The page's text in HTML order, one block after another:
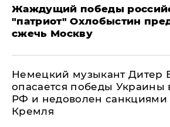
Жаждущий победы
"патриот" Охлобыстин
сжечь Москву
Немецкий музыкант Дитер
опасается победы Украины
РФ и недоволен санкциями
Кремля